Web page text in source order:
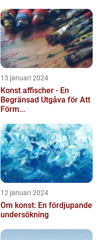
13 januari 2024
Konst affischer - En
Begränsad Utgåva för Att
Förm...
12 januari 2024
Om konst: En fördjupande
undersökning